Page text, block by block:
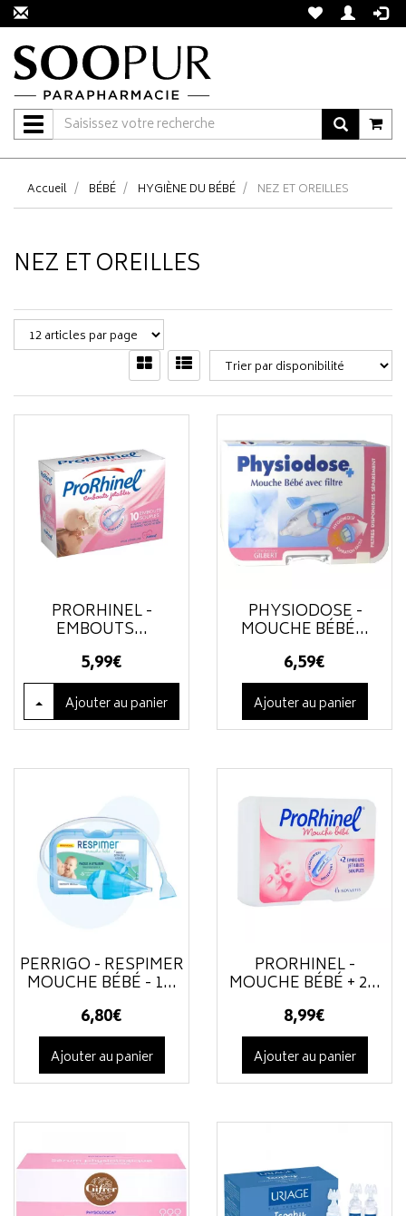
Navigation
Accueil BÉBÉ HYGIÈNE DU BÉBÉ NEZ ET OREILLES
NEZ ET OREILLES
PRORHINEL -
EMBOUTS...
5,99€
Ajouterau panier
PHYSIODOSE -
MOUCHE BÉBÉ...
6,59€
Ajouter au panier
PERRIGO - RESPIMER
MOUCHE BÉBÉ - 1...
6,80€
Ajouter au panier
PRORHINEL -
MOUCHE BÉBÉ + 2...
8,99€
Ajouter au panier